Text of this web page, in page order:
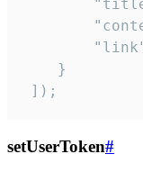
    }
]);
setUserToken#